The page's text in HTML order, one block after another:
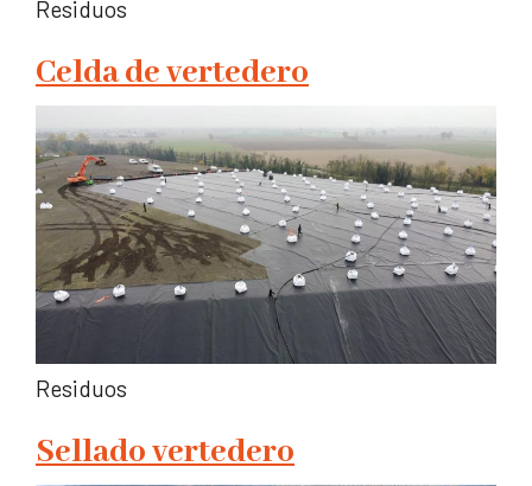
Residuos
Celda de vertedero
Residuos
Sellado vertedero